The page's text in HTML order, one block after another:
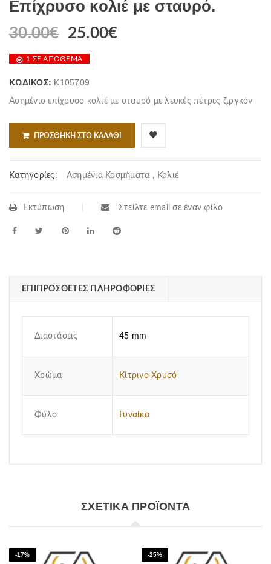
Επίχρυσο κολιέ με σταυρό.
30.00€ 25.00€
1 ΣΕ ΑΠΌΘΕΜΑ
ΚΩΔΙΚΌΣ: K105709
Ασημένιο επίχρυσο κολιέ με σταυρό με λευκές πέτρες ζιργκόν
ΠΡΟΣΘΉΚΗ ΣΤΟ ΚΑΛΆΘΙ
Κατηγορίες: Ασημένια Κοσμήματα , Κολιέ
Εκτύπωση Στείλτε email σε έναν φίλο
ΕΠΙΠΡΌΣΘΕΤΕΣ ΠΛΗΡΟΦΟΡΊΕΣ
Διαστάσεις 45 mm
Χρώμα Κίτρινο Χρυσό
Φύλο Γυναίκα
ΣΧΕΤΙΚΆ ΠΡΟΪΌΝΤΑ
-17% -25%